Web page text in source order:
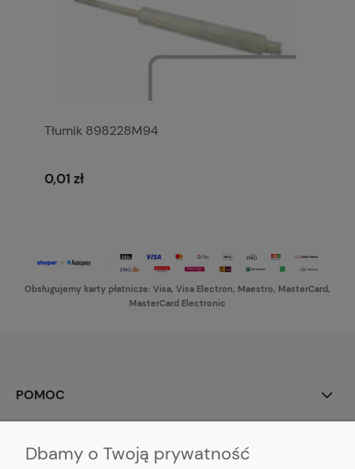
Tłumik 898228M94
0,01 zł
Obsługujemy karty płatnicze: Visa, Visa Electron, Maestro, MasterCard,
MasterCard Electronic
POMOC
Dbamy o Twoją prywatność